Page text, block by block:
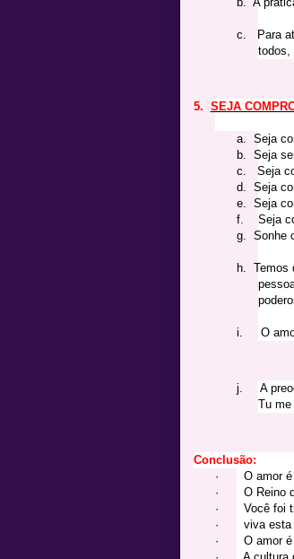
c.
Para
todos,
5. SEJA
a.
Seja
b.
Seja
c.
Seja
d.
Seja
e.
Seja
f.
Seja
g.
Sonhe
h.
Temos
i. O
j.
A
Tu
Conclusão:
·
O amor
·
O Reino
·
Você foi
·
viva esta
·
O amor